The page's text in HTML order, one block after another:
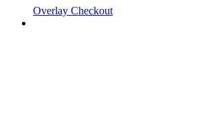
Overlay Checkout